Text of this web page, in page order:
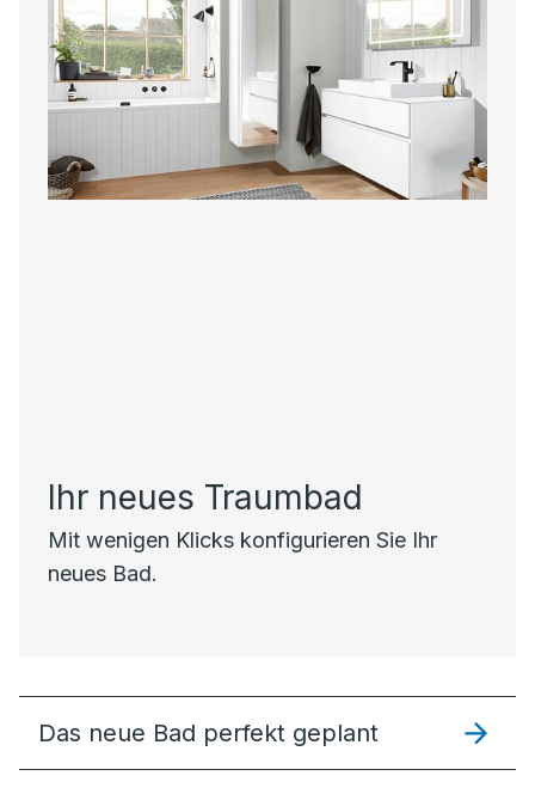
Ihr neues Traumbad
Mit wenigen Klicks konfigurieren Sie Ihr
neues Bad.
Das neue Bad perfekt geplant